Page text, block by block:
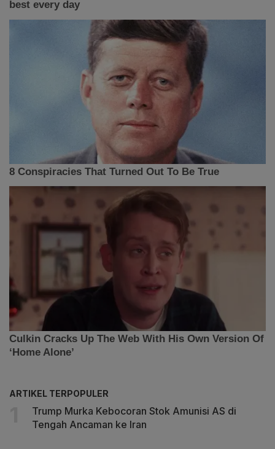
ARTIKEL TERPOPULER
Trump Murka Kebocoran Stok Amunisi AS di
Tengah Ancaman ke Iran